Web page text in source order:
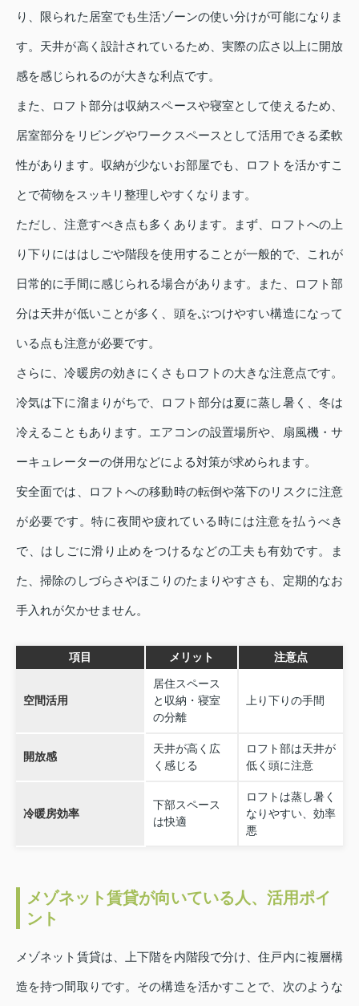
り、限られた居室でも生活ゾーンの使い分けが可能になりま
す。天井が高く設計されているため、実際の広さ以上に開放
感を感じられるのが大きな利点です。
また、ロフト部分は収納スペースや寝室として使えるため、
居室部分をリビングやワークスペースとして活用できる柔軟
性があります。収納が少ないお部屋でも、ロフトを活かすこ
とで荷物をスッキリ整理しやすくなります。
ただし、注意すべき点も多くあります。まず、ロフトへの上
り下りにははしごや階段を使用することが一般的で、これが
日常的に手間に感じられる場合があります。また、ロフト部
分は天井が低いことが多く、頭をぶつけやすい構造になって
いる点も注意が必要です。
さらに、冷暖房の効きにくさもロフトの大きな注意点です。
冷気は下に溜まりがちで、ロフト部分は夏に蒸し暑く、冬は
冷えることもあります。エアコンの設置場所や、扇風機・サ
ーキュレーターの併用などによる対策が求められます。
安全面では、ロフトへの移動時の転倒や落下のリスクに注意
が必要です。特に夜間や疲れている時には注意を払うべき
で、はしごに滑り止めをつけるなどの工夫も有効です。ま
た、掃除のしづらさやほこりのたまりやすさも、定期的なお
手入れが欠かせません。
項目 メリット 注意点
空間活用
居住スペース
と収納・寝室
の分離
上り下りの手間
開放感
天井が高く広
く感じる
ロフト部は天井が
低く頭に注意
冷暖房効率
下部スペース
は快適
ロフトは蒸し暑く
なりやすい、効率
悪
メゾネット賃貸が向いている人、活用ポイ
ント
メゾネット賃貸は、上下階を内階段で分け、住戸内に複層構
造を持つ間取りです。その構造を活かすことで、次のような